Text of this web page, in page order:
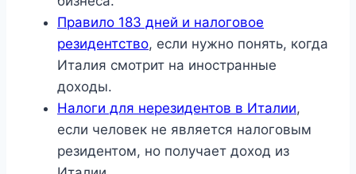
Правило 183 дней и налоговое
резидентство, если нужно понять, когда
Италия смотрит на иностранные
доходы.
Налоги для нерезидентов в Италии,
если человек не является налоговым
резидентом, но получает доход из